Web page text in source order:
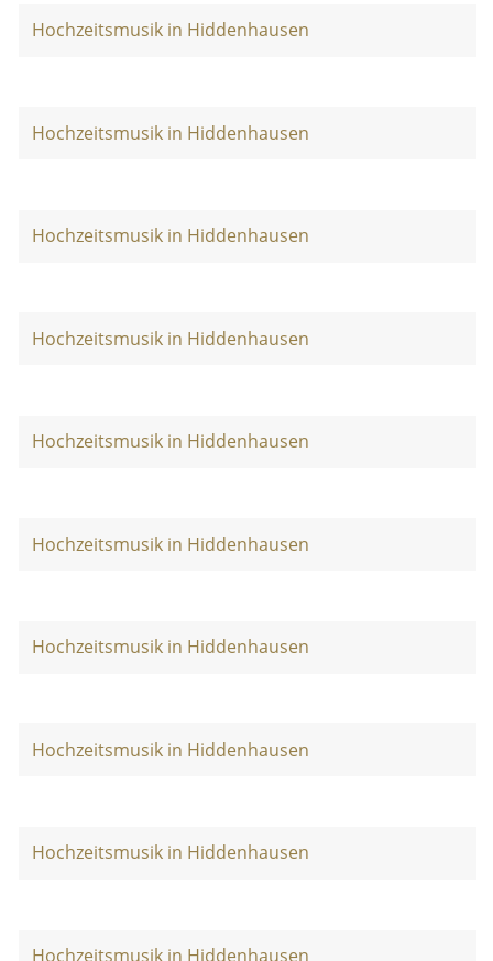
Hochzeitsmusik in Hiddenhausen
Hochzeitsmusik in Hiddenhausen
Hochzeitsmusik in Hiddenhausen
Hochzeitsmusik in Hiddenhausen
Hochzeitsmusik in Hiddenhausen
Hochzeitsmusik in Hiddenhausen
Hochzeitsmusik in Hiddenhausen
Hochzeitsmusik in Hiddenhausen
Hochzeitsmusik in Hiddenhausen
Hochzeitsmusik in Hiddenhausen